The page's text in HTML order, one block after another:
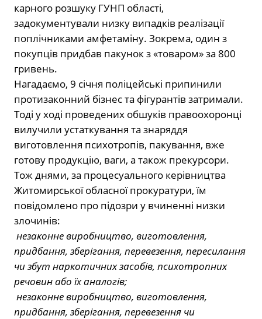
карного розшуку ГУНП області,
задокументували низку випадків реалізації
поплічниками амфетаміну. Зокрема, один з
покупців придбав пакунок з «товаром» за 800
гривень.
Нагадаємо, 9 січня поліцейські припинили
протизаконний бізнес та фігурантів затримали.
Тоді у ході проведених обшуків правоохоронці
вилучили устаткування та знаряддя
виготовлення психотропів, пакування, вже
готову продукцію, ваги, а також прекурсори.
Тож днями, за процесуального керівництва
Житомирської обласної прокуратури, їм
повідомлено про підозри у вчиненні низки
злочинів:
незаконне виробництво, виготовлення,
придбання, зберігання, перевезення, пересилання
чи збут наркотичних засобів, психотропних
речовин або їх аналогів;
незаконне виробництво, виготовлення,
придбання, зберігання, перевезення чи